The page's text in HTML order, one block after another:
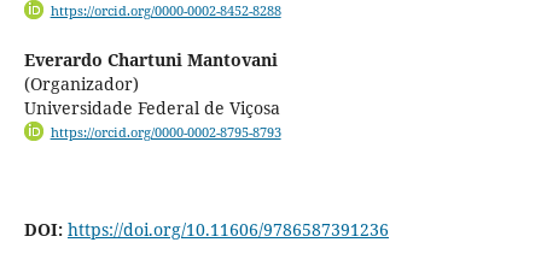
https://orcid.org/0000-0002-8452-8288
Everardo Chartuni Mantovani
(Organizador)
Universidade Federal de Viçosa
https://orcid.org/0000-0002-8795-8793
DOI: https://doi.org/10.11606/9786587391236